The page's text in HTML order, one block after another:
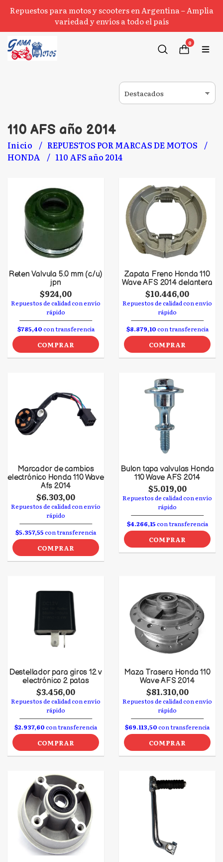
Repuestos para motos y scooters en Argentina – Amplia
variedad y envíos a todo el país
0
110 AFS año 2014
Inicio
REPUESTOS POR MARCAS DE MOTOS
HONDA
110 AFS año 2014
Reten Valvula 5.0 mm (c/u)
jpn
$924,00
Repuestos de calidad con envío
rápido
$785,40con transferencia
COMPRAR
Zapata Freno Honda 110
Wave AFS 2014 delantera
$10.446,00
Repuestos de calidad con envío
rápido
$8.879,10con transferencia
COMPRAR
Marcador de cambios
electrónico Honda 110 Wave
Afs 2014
$6.303,00
Repuestos de calidad con envío
rápido
$5.357,55con transferencia
COMPRAR
Bulon tapa valvulas Honda
110 Wave AFS 2014
$5.019,00
Repuestos de calidad con envío
rápido
$4.266,15con transferencia
COMPRAR
Destellador para giros 12 v
electrónico 2 patas
$3.456,00
Repuestos de calidad con envío
rápido
$2.937,60con transferencia
COMPRAR
Maza Trasera Honda 110
Wave AFS 2014
$81.310,00
Repuestos de calidad con envío
rápido
$69.113,50con transferencia
COMPRAR